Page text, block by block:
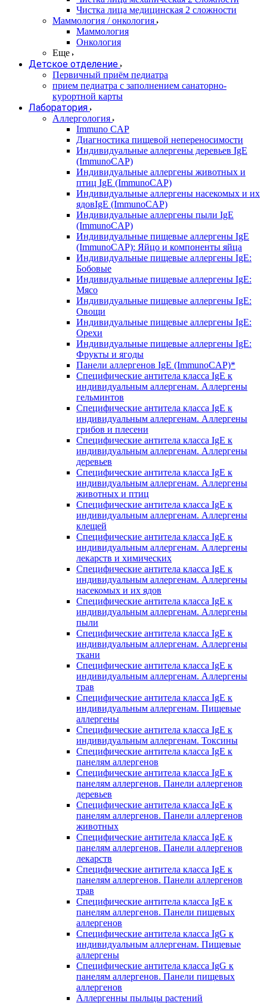
Чистка лица медицинская 2 сложности
Маммология / онкология
Маммология
Онкология
Еще
Детское отделение
Первичный приём педиатра
прием педиатра с заполнением санаторно-
курортной карты
Лаборатория
Аллергология
Immuno CAP
Диагностика пищевой непереносимости
Индивидуальные аллергены деревьев IgE
(ImmunoCAP)
Индивидуальные аллергены животных и
птиц IgE (ImmunoCAP)
Индивидуальные аллергены насекомых и их
ядовIgE (ImmunoCAP)
Индивидуальные аллергены пыли IgE
(ImmunoCAP)
Индивидуальные пищевые аллергены IgE
(ImmunoCAP): Яйцо и компоненты яйца
Индивидуальные пищевые аллергены IgE:
Бобовые
Индивидуальные пищевые аллергены IgE:
Мясо
Индивидуальные пищевые аллергены IgE:
Овощи
Индивидуальные пищевые аллергены IgE:
Орехи
Индивидуальные пищевые аллергены IgE:
Фрукты и ягоды
Панели аллергенов IgE (ImmunoCAP)*
Специфические антитела класса IgE к
индивидуальным аллергенам. Аллергены
гельминтов
Специфические антитела класса IgE к
индивидуальным аллергенам. Аллергены
грибов и плесени
Специфические антитела класса IgE к
индивидуальным аллергенам. Аллергены
деревьев
Специфические антитела класса IgE к
индивидуальным аллергенам. Аллергены
животных и птиц
Специфические антитела класса IgE к
индивидуальным аллергенам. Аллергены
клещей
Специфические антитела класса IgE к
индивидуальным аллергенам. Аллергены
лекарств и химических
Специфические антитела класса IgE к
индивидуальным аллергенам. Аллергены
насекомых и их ядов
Специфические антитела класса IgE к
индивидуальным аллергенам. Аллергены
пыли
Специфические антитела класса IgE к
индивидуальным аллергенам. Аллергены
ткани
Специфические антитела класса IgE к
индивидуальным аллергенам. Аллергены
трав
Специфические антитела класса IgE к
индивидуальным аллергенам. Пищевые
аллергены
Специфические антитела класса IgE к
индивидуальным аллергенам. Токсины
Специфические антитела класса IgE к
панелям аллергенов
Специфические антитела класса IgE к
панелям аллергенов. Панели аллергенов
деревьев
Специфические антитела класса IgE к
панелям аллергенов. Панели аллергенов
животных
Специфические антитела класса IgE к
панелям аллергенов. Панели аллергенов
лекарств
Специфические антитела класса IgE к
панелям аллергенов. Панели аллергенов
трав
Специфические антитела класса IgE к
панелям аллергенов. Панели пищевых
аллергенов
Специфические антитела класса IgG к
индивидуальным аллергенам. Пищевые
аллергены
Специфические антитела класса IgG к
панелям аллергенов. Панели пищевых
аллергенов
Аллергенны пыльцы растений